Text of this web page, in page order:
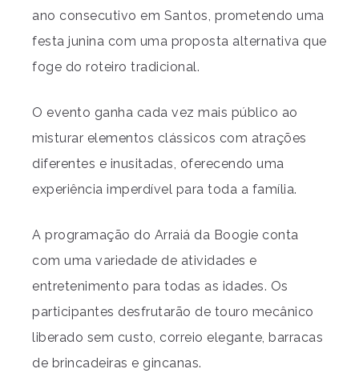
ano consecutivo em Santos, prometendo uma
festa junina com uma proposta alternativa que
foge do roteiro tradicional.
O evento ganha cada vez mais público ao
misturar elementos clássicos com atrações
diferentes e inusitadas, oferecendo uma
experiência imperdível para toda a família.
A programação do Arraiá da Boogie conta
com uma variedade de atividades e
entretenimento para todas as idades. Os
participantes desfrutarão de touro mecânico
liberado sem custo, correio elegante, barracas
de brincadeiras e gincanas.